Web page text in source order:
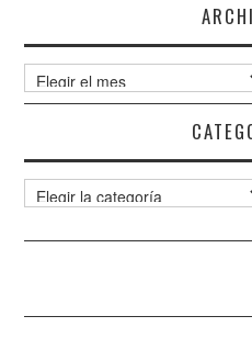
Archivos
Categorías